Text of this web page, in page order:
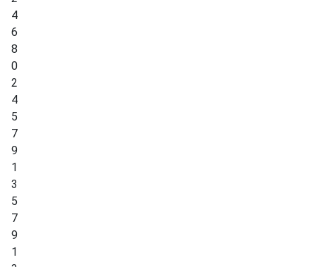
4
6
8
0
2
4
5
7
9
1
3
5
7
9
1